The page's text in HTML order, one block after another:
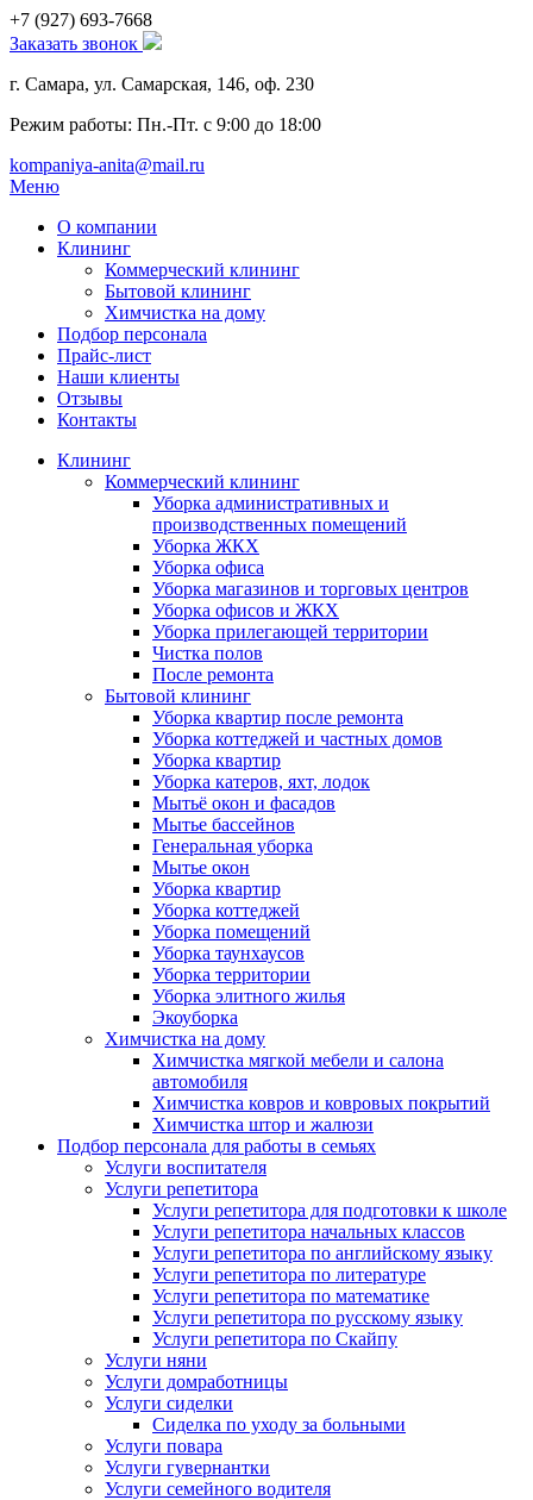
+7 (927) 693-7668
Заказать звонок
г. Самара, ул. Самарская, 146, оф. 230
Режим работы: Пн.-Пт. с 9:00 до 18:00
kompaniya-anita@mail.ru
Меню
О компании
Клининг
Коммерческий клининг
Бытовой клининг
Химчистка на дому
Подбор персонала
Прайс-лист
Наши клиенты
Отзывы
Контакты
Клининг
Коммерческий клининг
Уборка административных и
производственных помещений
Уборка ЖКХ
Уборка офиса
Уборка магазинов и торговых центров
Уборка офисов и ЖКХ
Уборка прилегающей территории
Чистка полов
После ремонта
Бытовой клининг
Уборка квартир после ремонта
Уборка коттеджей и частных домов
Уборка квартир
Уборка катеров, яхт, лодок
Мытьё окон и фасадов
Мытье бассейнов
Генеральная уборка
Мытье окон
Уборка квартир
Уборка коттеджей
Уборка помещений
Уборка таунхаусов
Уборка территории
Уборка элитного жилья
Экоуборка
Химчистка на дому
Химчистка мягкой мебели и салона
автомобиля
Химчистка ковров и ковровых покрытий
Химчистка штор и жалюзи
Подбор персонала для работы в семьях
Услуги воспитателя
Услуги репетитора
Услуги репетитора для подготовки к школе
Услуги репетитора начальных классов
Услуги репетитора по английскому языку
Услуги репетитора по литературе
Услуги репетитора по математике
Услуги репетитора по русскому языку
Услуги репетитора по Скайпу
Услуги няни
Услуги домработницы
Услуги сиделки
Сиделка по уходу за больными
Услуги повара
Услуги гувернантки
Услуги семейного водителя